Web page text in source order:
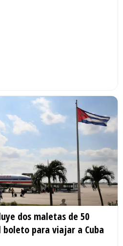
dos maletas de 50
para viajar a Cuba